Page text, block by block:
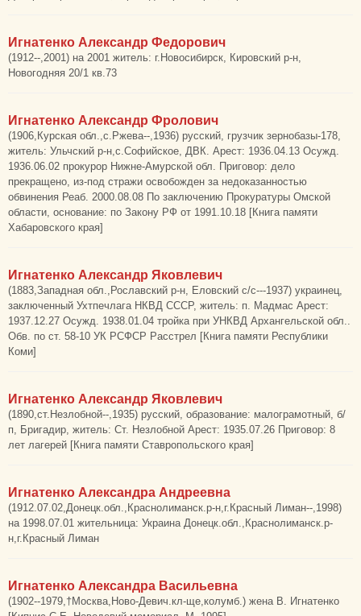
Игнатенко Александр Федорович
(1912--,2001) на 2001 житель: г.Новосибирск, Кировский р-н,
Новогодняя 20/1 кв.73
Игнатенко Александр Фролович
(1906,Курская обл.,с.Ржева--,1936) русский, грузчик зернобазы-178,
житель: Ульчский р-н,с.Софийское, ДВК. Арест: 1936.04.13 Осужд.
1936.06.02 прокурор Нижне-Амурской обл. Приговор: дело
прекращено, из-под стражи освобожден за недоказанностью
обвинения Реаб. 2000.08.08 По заключению Прокуратуры Омской
области, основание: по Закону РФ от 1991.10.18 [Книга памяти
Хабаровского края]
Игнатенко Александр Яковлевич
(1883,Западная обл.,Рославский р-н, Еловский с/с---1937) украинец,
заключенный Ухтпечлага НКВД СССР, житель: п. Мадмас Арест:
1937.12.27 Осужд. 1938.01.04 тройка при УНКВД Архангельской обл..
Обв. по ст. 58-10 УК РСФСР Расстрел [Книга памяти Республики
Коми]
Игнатенко Александр Яковлевич
(1890,ст.Незлобной--,1935) русский, образование: малограмотный, б/
п, Бригадир, житель: Ст. Незлобной Арест: 1935.07.26 Приговор: 8
лет лагерей [Книга памяти Ставропольского края]
Игнатенко Александра Андреевна
(1912.07.02,Донецк.обл.,Краснолиманск.р-н,г.Красный Лиман--,1998)
на 1998.07.01 жительница: Украина Донецк.обл.,Краснолиманск.р-
н,г.Красный Лиман
Игнатенко Александра Васильевна
(1902--1979,†Москва,Ново-Девич.кл-ще,колумб.) жена В. Игнатенко